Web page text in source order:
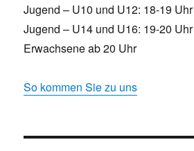
Jugend – U10 und U12: 18-19 Uhr
Jugend – U14 und U16: 19-20 Uhr
Erwachsene ab 20 Uhr
So kommen Sie zu uns